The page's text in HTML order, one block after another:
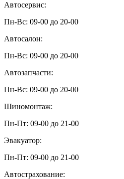
Автосервис:
Пн-Вс: 09-00 до 20-00
Автосалон:
Пн-Вс: 09-00 до 20-00
Автозапчасти:
Пн-Вс: 09-00 до 20-00
Шиномонтаж:
Пн-Пт: 09-00 до 21-00
Эвакуатор:
Пн-Пт: 09-00 до 21-00
Автострахование: